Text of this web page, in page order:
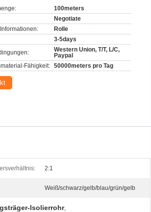
100meters
Negotiate
Rolle
3-5days
Western Union, T/T, L/C,
Paypal
Fähigkeit: 50000meters pro Tag
2:1
Weiß/schwarz/gelb/blau/grün/gelb
Isolierrohr,